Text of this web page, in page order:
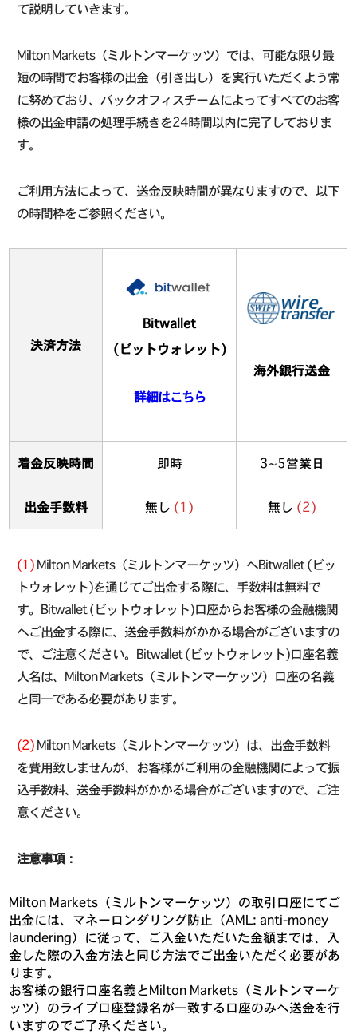
て説明していきます。
Milton Markets（ミルトンマーケッツ）では、可能な限り最
短の時間でお客様の出金（引き出し）を実行いただくよう常
に努めており、バックオフィスチームによってすべてのお客
様の出金申請の処理手続きを24時間以内に完了しておりま
す。
ご利用方法によって、送金反映時間が異なりますので、以下
の時間枠をご参照ください。
決済方法
Bitwallet
(ビットウォレット)
詳細はこちら
海外銀行送金
着金反映時間 即時 3~5営業日
出金手数料 無し (1) 無し (2)
(1) Milton Markets（ミルトンマーケッツ）へBitwallet (ビッ
トウォレット)を通じてご出金する際に、手数料は無料で
す。Bitwallet (ビットウォレット)口座からお客様の金融機関
へご出金する際に、送金手数料がかかる場合がございますの
で、ご注意ください。Bitwallet (ビットウォレット)口座名義
人名は、Milton Markets（ミルトンマーケッツ）口座の名義
と同一である必要があります。
(2) Milton Markets（ミルトンマーケッツ）は、出金手数料
を費用致しませんが、お客様がご利用の金融機関によって振
込手数料、送金手数料がかかる場合がございますので、ご注
意ください。
注意事項：
Milton Markets（ミルトンマーケッツ）の取引口座にてご
出金には、マネーロンダリング防止（AML: anti-money
laundering）に従って、ご入金いただいた金額までは、入
金した際の入金方法と同じ方法でご出金いただく必要があ
ります。
お客様の銀行口座名義とMilton Markets（ミルトンマーケ
ッツ）のライブ口座登録名が一致する口座のみへ送金を行
いますのでご了承ください。